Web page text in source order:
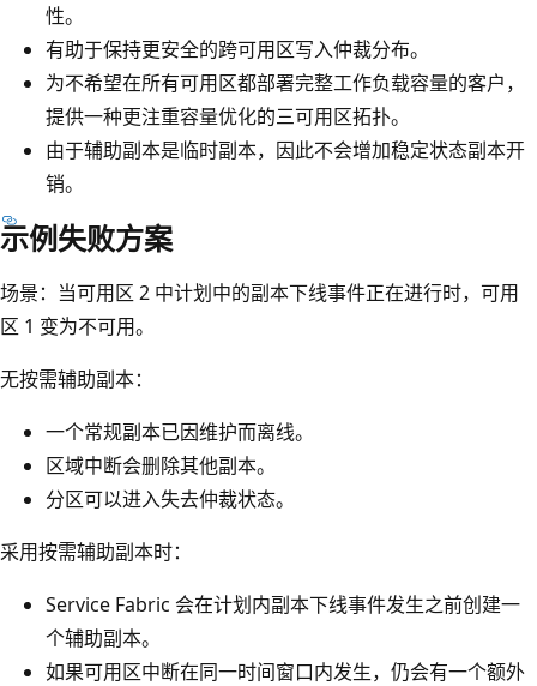
性。
有助于保持更安全的跨可用区写入仲裁分布。
为不希望在所有可用区都部署完整工作负载容量的客户，
提供一种更注重容量优化的三可用区拓扑。
由于辅助副本是临时副本，因此不会增加稳定状态副本开
销。
示例失败方案
场景：当可用区 2 中计划中的副本下线事件正在进行时，可用
区 1 变为不可用。
无按需辅助副本：
一个常规副本已因维护而离线。
区域中断会删除其他副本。
分区可以进入失去仲裁状态。
采用按需辅助副本时：
Service Fabric 会在计划内副本下线事件发生之前创建一
个辅助副本。
如果可用区中断在同一时间窗口内发生，仍会有一个额外